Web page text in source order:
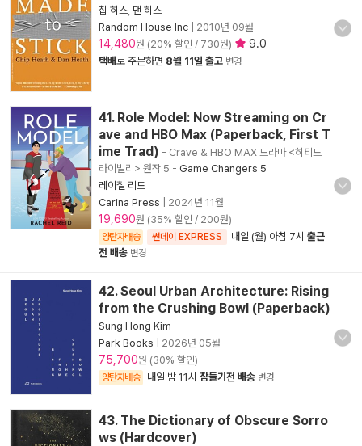
칩 히스 댄 히스
Random House Inc
2010년 09월
14,480원 (20% 할인 / 730원) 9.0
택배로 주문하면 8월 11일 출고 변경
41. Role Model: Now Streaming on Cr
ave and HBO Max (Paperback, First T
ime Trad) - Crave & HBO MAX 드라마 <히티드
라이벌리> 원작 5 - Game Changers 5
레이철 리드
Carina Press
2024년 11월
19,690원 (35% 할인 / 200원)
양탄자배송 썬데이 EXPRESS 내일 (월) 아침 7시 출근
전 배송 변경
42. Seoul Urban Architecture: Rising
from the Crushing Bowl (Paperback)
Sung Hong Kim
Park Books
2026년 05월
75,700원 (30% 할인)
양탄자배송 내일 밤 11시 잠들기전 배송 변경
43. The Dictionary of Obscure Sorro
ws (Hardcover)